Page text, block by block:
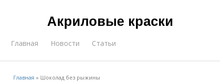
Акриловые краски
Главная Новости Статьи
Главная » Шоколад без рыжины